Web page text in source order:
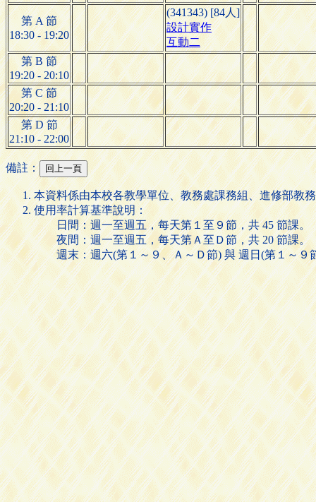
第 A 節
18:30 - 19:20
(341343) [84人]
設計實作
互動二
第 B 節
19:20 - 20:10
第 C 節
20:20 - 21:10
第 D 節
21:10 - 22:00
備註：
本資料係由本校各教學單位、教務處課務組、進修部教
使用率計算基準說明：
日間：週一至週五，每天第１至９節，共 45 節課。
夜間：週一至週五，每天第Ａ至Ｄ節，共 20 節課。
週末：週六(第１～９、Ａ～Ｄ節) 與 週日(第１～９